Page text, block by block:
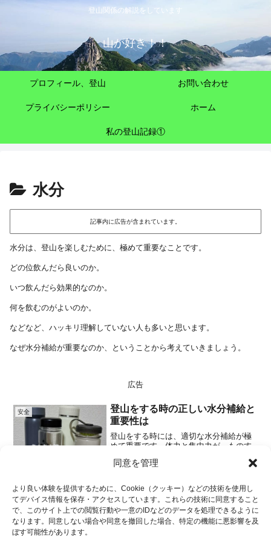
同意を管理
より良い体験を提供するために、Cookie（クッキー）などの技術を使用し
てデバイス情報を保存・アクセスしています。これらの技術に同意すること
で、このサイト上での閲覧行動や一意のIDなどのデータを処理できるように
なります。同意しない場合や同意を撤回した場合、特定の機能に悪影響を及
ぼす可能性があります。
登山関係の解説をしています
山が好き！！
プロフィール、登山 お問い合わせ
プライバシーポリシー ホーム
私の登山記録①
水分
記事内に広告が含まれています。
水分は、登山を楽しむために、極めて重要なことです。
どの位飲んだら良いのか。
いつ飲んだら効果的なのか。
何を飲むのがよいのか。
などなど、ハッキリ理解していない人も多いと思います。
なぜ水分補給が重要なのか、ということから考えていきましょう。
広告
安全
登山をする時の正しい水分補給と
重要性は
登山をする時には、適切な水分補給が極
めて重要です。体力と集中力が、ものす
も必要なのです。そんな、水分補給の重
説します。 水分補給の重要性登山中の水
分補給は、安全に登山を...
2025.01.01
広告
ホーム 安全